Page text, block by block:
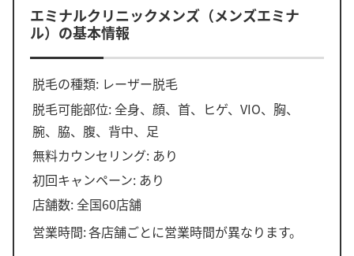
エミナルクリニックメンズ（メンズエミナ
ル）の基本情報
脱毛の種類: レーザー脱毛
脱毛可能部位: 全身、顔、首、ヒゲ、VIO、胸、
腕、脇、腹、背中、足
無料カウンセリング: あり
初回キャンペーン: あり
店舗数: 全国60店舗
営業時間:各店舗ごとに営業時間が異なります。